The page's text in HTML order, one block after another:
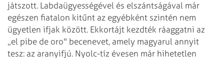
játszott. Labdaügyességével és elszántságával már
egészen fiatalon kitűnt az egyébként szintén nem
ügyetlen ifjak között. Ekkortájt kezdték ráaggatni az
„el pibe de oro" becenevet, amely magyarul annyit
tesz: az aranyifjú. Nyolc-tíz évesen már hihetetlen